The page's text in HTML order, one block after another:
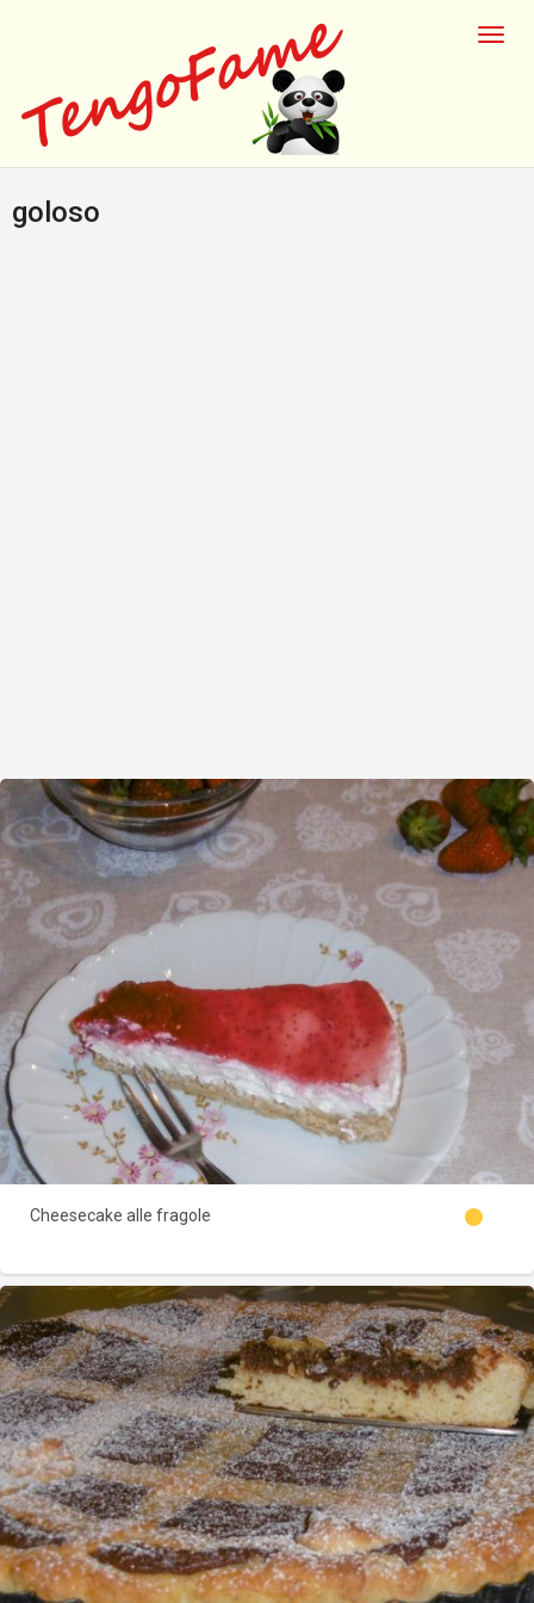
goloso
Cheesecake alle fragole